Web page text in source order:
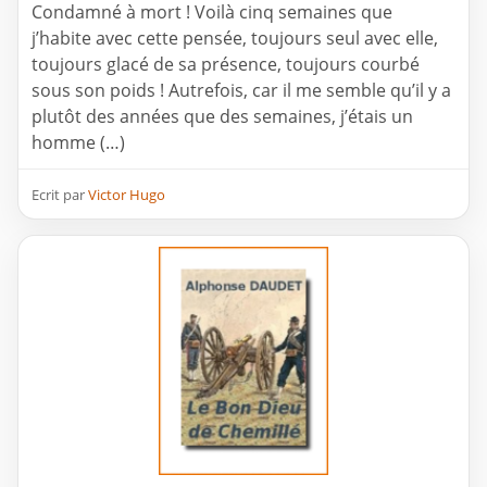
Condamné à mort ! Voilà cinq semaines que
j’habite avec cette pensée, toujours seul avec elle,
toujours glacé de sa présence, toujours courbé
sous son poids ! Autrefois, car il me semble qu’il y a
plutôt des années que des semaines, j’étais un
homme (…)
Ecrit parVictor Hugo